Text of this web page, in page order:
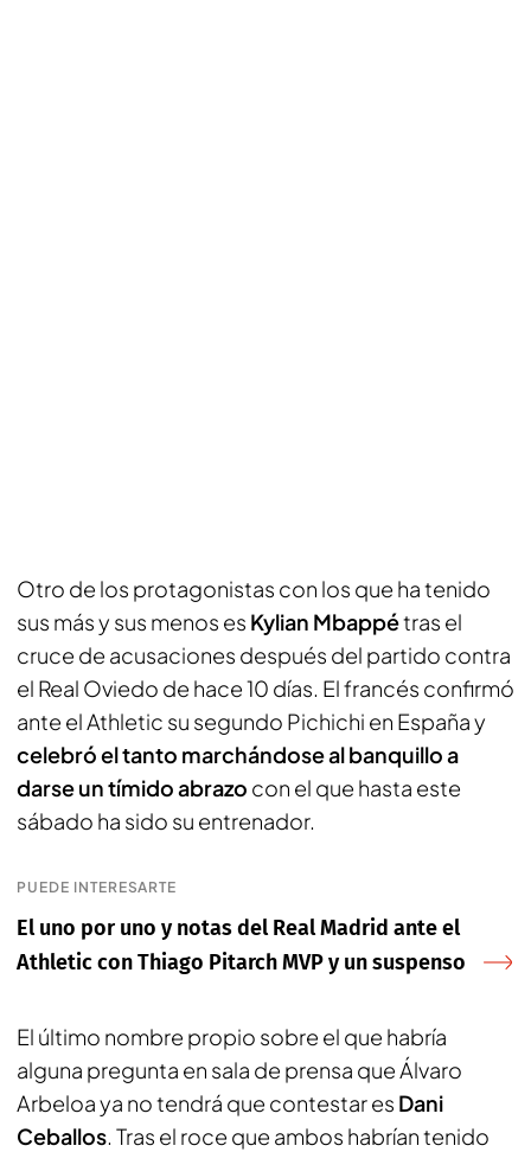
Otro de los protagonistas con los que ha tenido
sus más y sus menos es Kylian Mbappétras el
cruce de acusaciones después del partido contra
el Real Oviedo de hace 10 días. El francés confirmó
ante el Athletic su segundo Pichichi en España y
celebró el tanto marchándose al banquillo a
darse un tímido abrazo con el que hasta este
sábado ha sido su entrenador.
PUEDE INTERESARTE
El uno por uno y notas del Real Madrid ante el
Athletic con Thiago Pitarch MVP y un suspenso
El último nombre propio sobre el que habría
alguna pregunta en sala de prensa que Álvaro
Arbeloa ya no tendrá que contestar es Dani
Ceballos. Tras el roce que ambos habrían tenido